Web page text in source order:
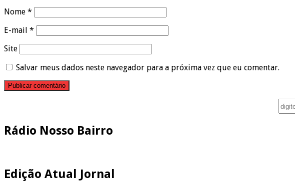
Nome *
E-mail *
Site
Salvar meus dados neste navegador para a próxima vez que eu comentar.
Rádio Nosso Bairro
Edição Atual Jornal